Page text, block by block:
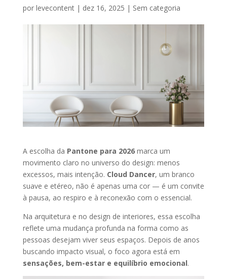
por levecontent| dez 16, 2025 | Sem categoria
A escolha da Pantone para 2026 marca um
movimento claro no universo do design: menos
excessos, mais intenção. Cloud Dancer, um branco
suave e etéreo, não é apenas uma cor — é um convite
à pausa, ao respiro e à reconexão com o essencial.
Na arquitetura e no design de interiores, essa escolha
reflete uma mudança profunda na forma como as
pessoas desejam viver seus espaços. Depois de anos
buscando impacto visual, o foco agora está em
sensações, bem-estar e equilíbrio emocional.